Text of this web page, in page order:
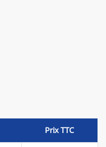
Prix TTC